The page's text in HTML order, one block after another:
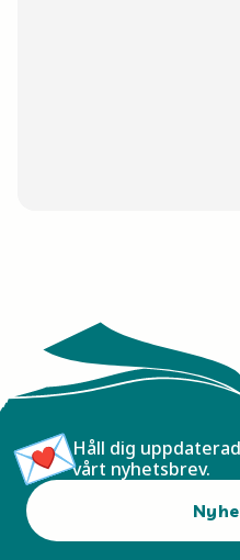
Håll dig
vårt nyhetsbrev.